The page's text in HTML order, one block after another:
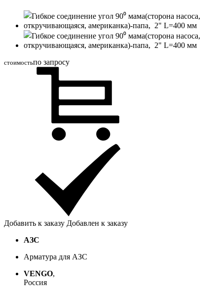
стоимостьпо запросу
Добавить к заказу Добавлен к заказу
АЗС
Арматура для АЗС
VENGO,
Россия